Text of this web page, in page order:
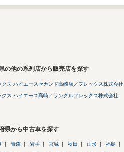
の他の系列店から販売店を探す
クス ハイエースセカンド高崎店／フレックス株式会社
クス ハイエース高崎／ランクルフレックス株式会社
県から中古車を探す
青森 岩手 宮城 秋田 山形 福島